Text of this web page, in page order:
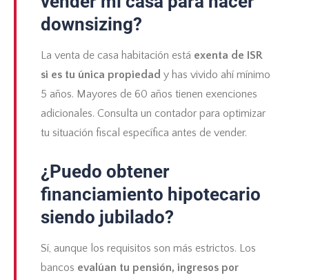
downsizing?
La venta de casa habitación está exenta de ISR
si es tu única propiedad y has vivido ahí mínimo
5 años. Mayores de 60 años tienen exenciones
adicionales. Consulta un contador para optimizar
tu situación fiscal específica antes de vender.
¿Puedo obtener
financiamiento hipotecario
siendo jubilado?
Sí, aunque los requisitos son más estrictos. Los
bancos evalúan tu pensión, ingresos por